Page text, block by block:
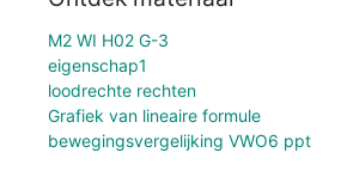
M2 WI H02 G-3
eigenschap1
loodrechte rechten
Grafiek van lineaire formule
bewegingsvergelijking VWO6 ppt